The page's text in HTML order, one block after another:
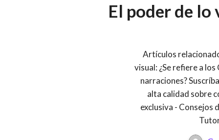
El poder de lo
Artículos
visual: ¿Se refiere a
narraciones?
alta calidad sobre
exclusiva - Consejos